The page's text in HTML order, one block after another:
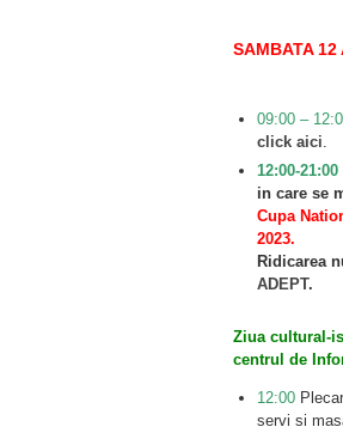
SAMBATA 12
09:00 –
click aici.
12:00-21:00
in care se
Cupa
2023.
Ridicarea
ADEPT.
Ziua cultural-
centrul de
12:00
servi si